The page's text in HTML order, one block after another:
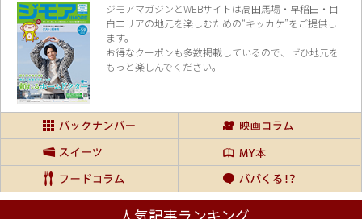
ジモアマガジンとWEBサイトは高田馬場・早稲田・目
白エリアの地元を楽しむための“キッカケ”をご提供し
ます。
お得なクーポンも多数掲載しているので、 ぜひ地元を
もっと楽しんでください。